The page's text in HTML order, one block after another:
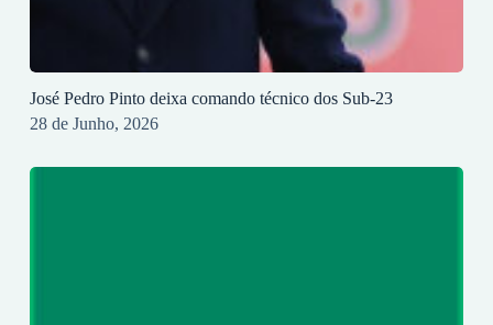
José Pedro Pinto deixa comando técnico dos Sub-23
28 de Junho, 2026